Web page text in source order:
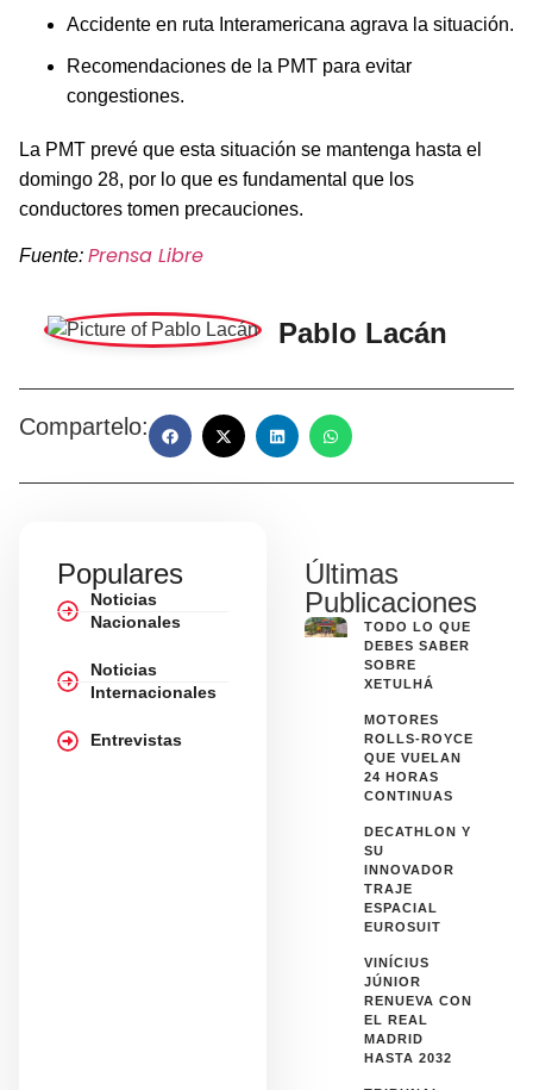
Accidente en ruta Interamericana agrava la situación.
Recomendaciones de la PMT para evitar
congestiones.
La PMT prevé que esta situación se mantenga hasta el
domingo 28, por lo que es fundamental que los
conductores tomen precauciones.
Fuente: Prensa Libre
Pablo Lacán
Compartelo:
Populares
Noticias
Nacionales
Noticias
Internacionales
Entrevistas
Últimas
Publicaciones
TODO LO QUE
DEBES SABER
SOBRE
XETULHÁ
MOTORES
ROLLS-ROYCE
QUE VUELAN
24 HORAS
CONTINUAS
DECATHLON Y
SU
INNOVADOR
TRAJE
ESPACIAL
EUROSUIT
VINÍCIUS
JÚNIOR
RENUEVA CON
EL REAL
MADRID
HASTA 2032